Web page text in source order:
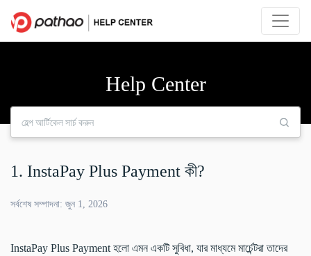
Help Center
1. InstaPay Plus Payment কী?
সর্বশেষ সম্পাদনা: জুন 1, 2026
InstaPay Plus Payment হলো এমন একটি সুবিধা, যার মাধ্যমে মার্চেন্টরা তাদের